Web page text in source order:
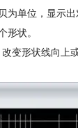
单位，显示出
形状。
变形状线向